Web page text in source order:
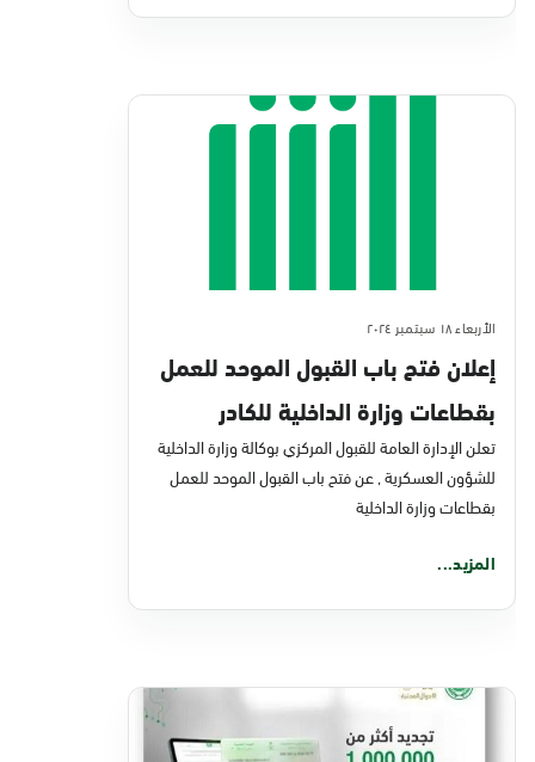
الأربعاء ١٨ سبتمبر ٢٠٢٤
إعلان فتح باب القبول الموحد للعمل
بقطاعات وزارة الداخلية للكادر
النسائي
تعلن الإدارة العامة للقبول المركزي بوكالة وزارة الداخلية
للشؤون العسكرية , عن فتح باب القبول الموحد للعمل
بقطاعات وزارة الداخلية
المزيد...